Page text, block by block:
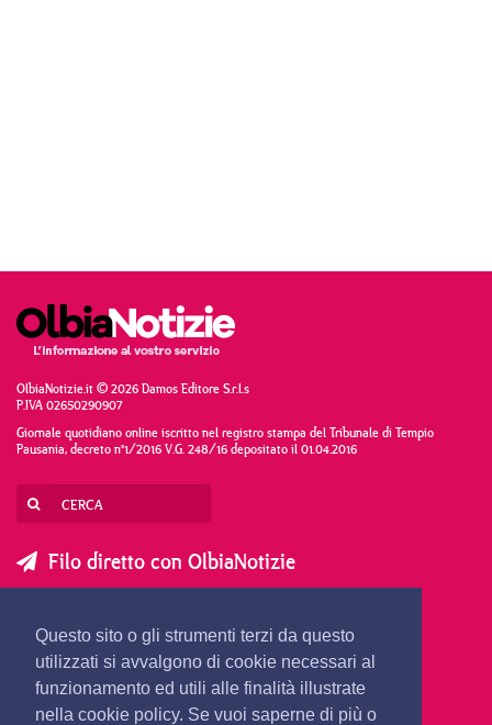
Questo sito o gli strumenti terzi da questo
utilizzati si avvalgono di cookie necessari al
funzionamento ed utili alle finalità illustrate
nella cookie policy. Se vuoi saperne di più o
OlbiaNotizie.it © 2026 Damos Editore S.r.l.s
P.IVA 02650290907
Giornale quotidiano online iscritto nel registro stampa del Tribunale di Tempio
Pausania, decreto n°1/2016 V.G. 248/16 depositato il 01.04.2016
Filo diretto con OlbiaNotizie
SEGNALA UNA NOTIZIA
SEGNALA UN EVENTO